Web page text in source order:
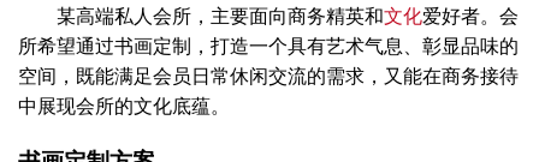
某高端私人会所，主要面向商务精英和文化爱好者。会
所希望通过书画定制，打造一个具有艺术气息、彰显品味的
空间，既能满足会员日常休闲交流的需求，又能在商务接待
中展现会所的文化底蕴。